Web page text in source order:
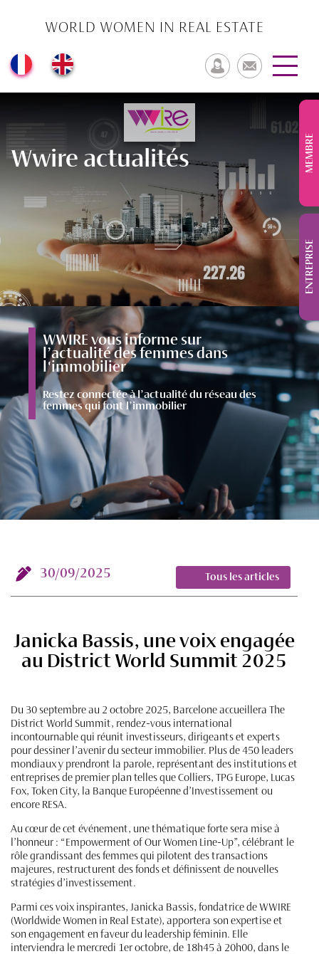
ENTREPRISE
MEMBRE
WORLD WOMEN IN REAL ESTATE
Wwire actualités
WWIRE vous informe sur
l’actualité des femmes dans
l'immobilier
Restez connectée à l’actualité du réseau des
femmes qui font l’immobilier
30/09/2025 Tous les articles
Janicka Bassis, une voix engagée
au District World Summit 2025
Du 30 septembre au 2 octobre 2025, Barcelone accueillera The
District World Summit, rendez-vous international
incontournable qui réunit investisseurs, dirigeants et experts
pour dessiner l’avenir du secteur immobilier. Plus de 450 leaders
mondiaux y prendront la parole, représentant des institutions et
entreprises de premier plan telles que Colliers, TPG Europe, Lucas
Fox, Token City, la Banque Européenne d’Investissement ou
encore RESA.
Au cœur de cet événement, une thématique forte sera mise à
l’honneur : “Empowerment of Our Women Line-Up”, célébrant le
rôle grandissant des femmes qui pilotent des transactions
majeures, restructurent des fonds et définissent de nouvelles
stratégies d’investissement.
Parmi ces voix inspirantes, Janicka Bassis, fondatrice de WWIRE
(Worldwide Women in Real Estate), apportera son expertise et
son engagement en faveur du leadership féminin. Elle
interviendra le mercredi 1er octobre, de 18h45 à 20h00, dans le